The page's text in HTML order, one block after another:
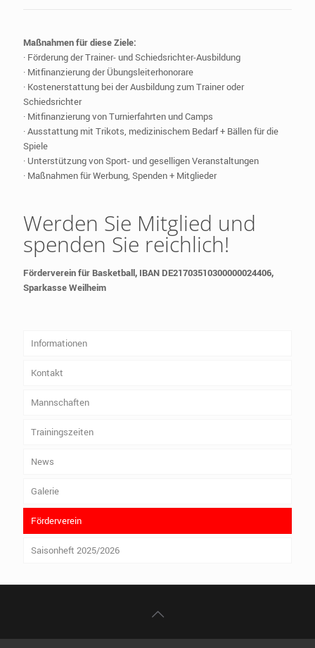
Maßnahmen für diese Ziele:
· Förderung der Trainer- und Schiedsrichter-Ausbildung
· Mitfinanzierung der Übungsleiterhonorare
· Kostenerstattung bei der Ausbildung zum Trainer oder
Schiedsrichter
· Mitfinanzierung von Turnierfahrten und Camps
· Ausstattung mit Trikots, medizinischem Bedarf + Bällen für die
Spiele
· Unterstützung von Sport- und geselligen Veranstaltungen
· Maßnahmen für Werbung, Spenden + Mitglieder
Werden Sie Mitglied und
spenden Sie reichlich!
Förderverein für Basketball, IBAN DE21703510300000024406,
Sparkasse Weilheim
Informationen
Kontakt
Mannschaften
Trainingszeiten
News
Galerie
Förderverein
Saisonheft 2025/2026